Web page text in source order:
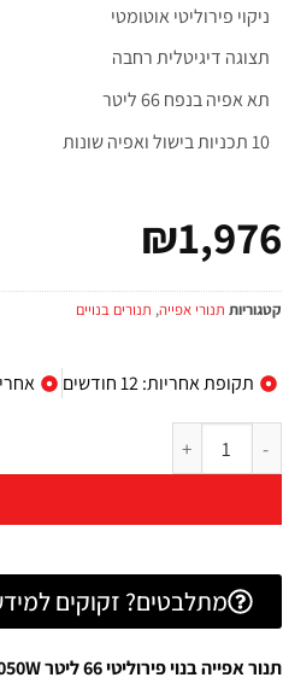
ניקוי פירוליטי אוטומטי
תצוגה דיגיטלית רחבה
תא אפיה בנפח 66 ליטר
10 תכניות בישול ואפיה שונות
₪1,976
קטגוריות תנורי אפייה, תנורים בנויים
תקופת אחריות: 12 חודשים
מתלבטים? זקוקים
תנור אפייה בנוי פירוליטי 66 ליטר Sauter Cuisine 5050W – צבע לבן